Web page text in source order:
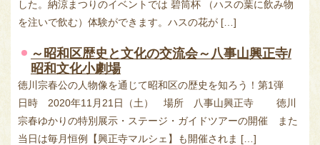
した。納涼まつりのイベントでは 碧筒杯 （ハスの葉に飲み物
を注いで飲む）体験ができます。ハスの花が […]
～昭和区歴史と文化の交流会～八事山興正寺/
昭和文化小劇場
徳川宗春公の人物像を通じて昭和区の歴史を知ろう！第1弾
日時 2020年11月21日（土） 場所 八事山興正寺 徳川
宗春ゆかりの特別展示・ステージ・ガイドツアーの開催 また
当日は毎月恒例【興正寺マルシェ】も開催されま […]